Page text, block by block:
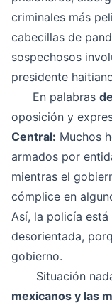
criminales más
cabecillas de
sospechosos
presidente
En palabras
oposición y
Central: Muchos
armados por
mientras el
cómplice en
Así, la policía
desorientada,
gobierno.
Situación nada
mexicanos y las